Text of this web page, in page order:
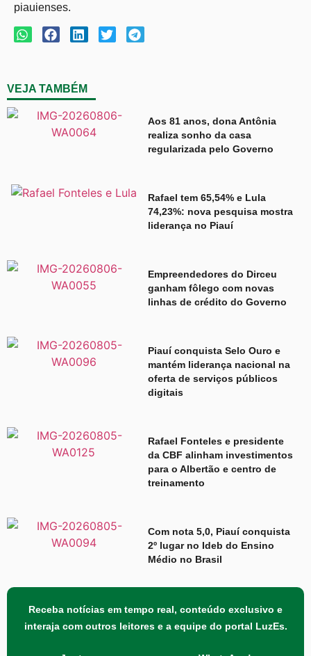
piauienses.
VEJA TAMBÉM
Aos 81 anos, dona Antônia
realiza sonho da casa
regularizada pelo Governo
Rafael tem 65,54% e Lula
74,23%: nova pesquisa mostra
liderança no Piauí
Empreendedores do Dirceu
ganham fôlego com novas
linhas de crédito do Governo
Piauí conquista Selo Ouro e
mantém liderança nacional na
oferta de serviços públicos
digitais
Rafael Fonteles e presidente
da CBF alinham investimentos
para o Albertão e centro de
treinamento
Com nota 5,0, Piauí conquista
2º lugar no Ideb do Ensino
Médio no Brasil
Receba notícias em tempo real, conteúdo exclusivo e
interaja com outros leitores e a equipe do portal LuzEs.